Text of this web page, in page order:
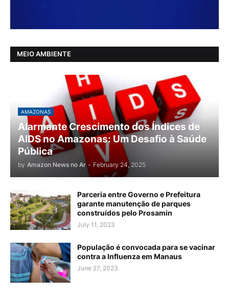
MEIO AMBIENTE
AMAZONAS
Alarmante Crescimento dos Índices de
AIDS no Amazonas: Um Desafio à Saúde
Pública
by Amazon News no Ar - February 24, 2025
Parceria entre Governo e Prefeitura
garante manutenção de parques
construídos pelo Prosamin
July 11, 2023
População é convocada para se vacinar
contra a Influenza em Manaus
June 27, 2023